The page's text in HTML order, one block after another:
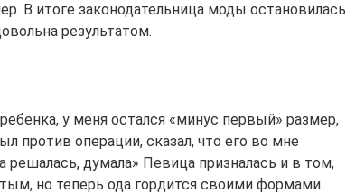
В итоге законодательница моды остановилась
результатом.
у меня остался «минус первый» размер,
против операции, сказал, что его во мне
решалась, думала» Певица призналась и в том,
но теперь ода гордится своими формами.